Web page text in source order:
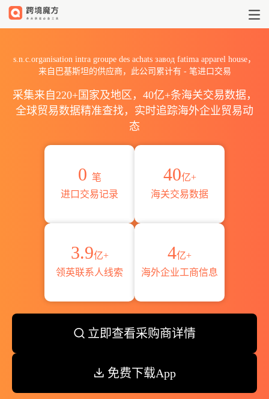
s.n.c.organisation intra groupe des achats завод fatima apparel house，
来自巴基斯坦的供应商，此公司累计有 -笔进口交易
采集来自220+国家及地区，40亿+条海关交易数据，
全球贸易数据精准查找，实时追踪海外企业贸易动
态
0 笔
进口交易记录
40亿+
海关交易数据
3.9亿+
领英联系人线索
4亿+
海外企业工商信息
立即查看采购商详情
免费下载App